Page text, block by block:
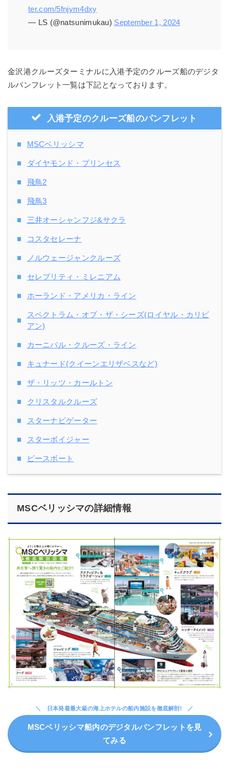
ter.com/5fnjym4dxy
— LS (@natsunimukau) September 1, 2024
金沢港クルーズターミナルに入港予定のクルーズ船のデジタ
ルパンフレット一覧は下記となっております。
入港予定のクルーズ船のパンフレット
MSCベリッシマ
ダイヤモンド・プリンセス
飛鳥2
飛鳥3
三井オーシャンフジ&サクラ
コスタセレーナ
ノルウェージャンクルーズ
セレブリティ・ミレニアム
ホーランド・アメリカ・ライン
スペクトラム・オブ・ザ・シーズ(ロイヤル・カリビ
アン)
カーニバル・クルーズ・ライン
キュナード(クイーンエリザベスなど)
ザ・リッツ・カールトン
クリスタルクルーズ
スターナビゲーター
スターボイジャー
ピースボート
MSCベリッシマの詳細情報
日本発着最大級の海上ホテルの船内施設を徹底解剖!
MSCベリッシマ船内のデジタルパンフレットを見
てみる